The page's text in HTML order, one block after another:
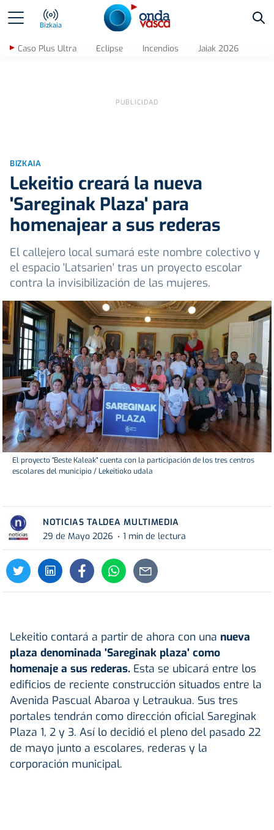
Bizkaia
Caso Plus Ultra Eclipse Incendios Jaiak 2026
BIZKAIA
Lekeitio creará la nueva
'Sareginak Plaza' para
homenajear a sus rederas
El callejero local sumará este nombre colectivo y
el espacio 'Latsarien' tras un proyecto escolar
contra la invisibilización de las mujeres.
El proyecto "Beste Kaleak" cuenta con la participación de los tres centros
escolares del municipio / Lekeitioko udala
NOTICIAS TALDEA MULTIMEDIA
29 de Mayo 2026
1 min de lectura
Lekeitio contará a partir de ahora con una nueva
plaza denominada 'Sareginak plaza' como
homenaje a sus rederas. Esta se ubicará entre los
edificios de reciente construcción situados entre la
Avenida Pascual Abaroa y Letraukua. Sus tres
portales tendrán como dirección oficial Sareginak
Plaza 1, 2 y 3. Así lo decidió el pleno del pasado 22
de mayo junto a escolares, rederas y la
corporación municipal.